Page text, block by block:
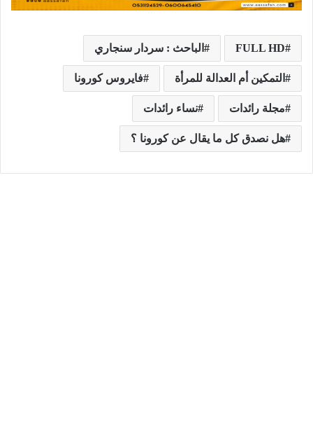
FULL HD الباحث : سردار سنجاري
التمكين أم العدالة للمرأة فايروس كورونا
مجلة رائدات نساء رائدات
هل نصدق كل ما يقال عن كورونا ؟